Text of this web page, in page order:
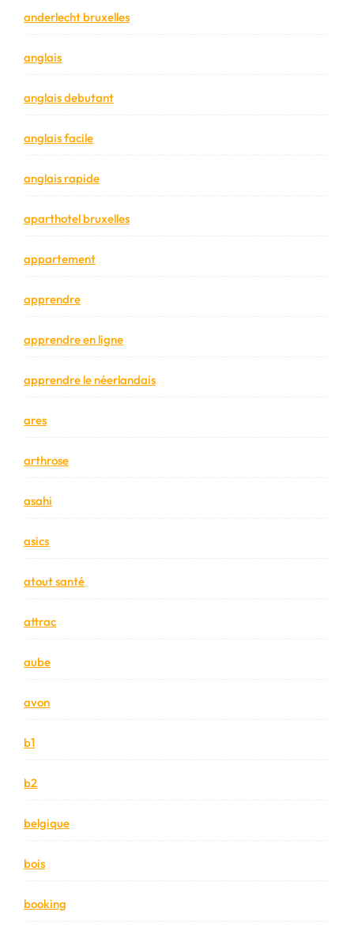
anderlecht bruxelles
anglais
anglais debutant
anglais facile
anglais rapide
aparthotel bruxelles
appartement
apprendre
apprendre en ligne
apprendre le néerlandais
ares
arthrose
asahi
asics
atout santé
attrac
aube
avon
b1
b2
belgique
bois
booking